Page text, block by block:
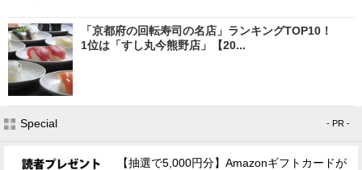
「京都府の回転寿司の名店」ランキングTOP10！
1位は「すし丸今熊野店」【20...
Special - PR -
【抽選で5,000円分】Amazonギフトカードが